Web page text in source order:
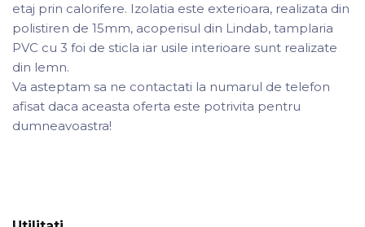
etaj prin calorifere. Izolatia este exterioara, realizata din
polistiren de 15mm, acoperisul din Lindab, tamplaria
PVC cu 3 foi de sticla iar usile interioare sunt realizate
din lemn.
Va asteptam sa ne contactati la numarul de telefon
afisat daca aceasta oferta este potrivita pentru
dumneavoastra!